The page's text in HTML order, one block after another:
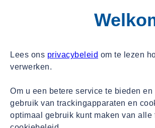
Lees ons privacybeleid om te lezen
verwerken.
Om u een betere service te bieden
gebruik van trackingapparaten en
optimaal gebruik kunt maken van